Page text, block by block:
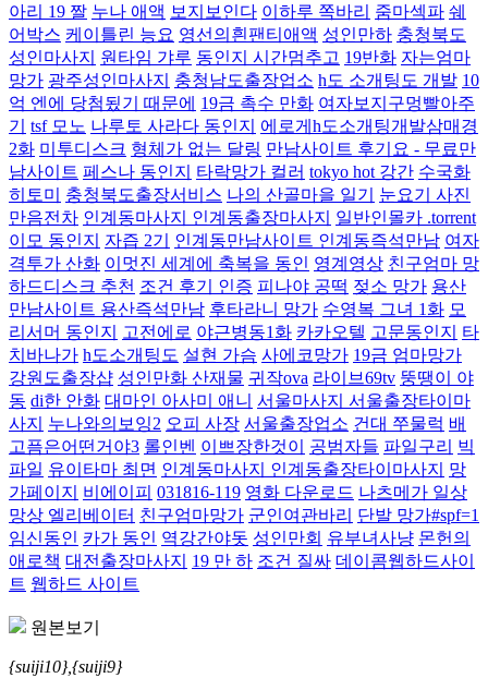
아리 19 짤 누나 애액 보지보인다 이하루 쪽바리 줌마섹파 쉐
어박스 케이틀린 능요 영선의흰팬티애액 성인만하 충청북도
성인마사지
원타임 갸루 동인지 시간멈추고 19반화 자는엄마
망가 광주성인마사지 충청남도출장업소 h도 소개팅도 개발 10
억 엔에 당첨됬기 때문에 19금 촉수 만화 여자보지구멍빨아주
기
tsf 모노 나루토 사라다 동인지
에로게h도소개팅개발삼매경
2화 미투디스크 형체가 없는 달링 만남사이트 후기요 - 무료만
남사이트 페스나 동인지 타락망가 컬러 tokyo hot 강간 수국화
히토미
충청북도출장서비스 나의 산골마을 일기
눈요기 사진
만음전차 인계동마사지 인계동출장마사지
일반인몰카 .torrent
이모 동인지
자즙 2기 인계동만남사이트 인계동즉석만남 여자
격투가 산화 이멋진 세계에 축복을 동인 영계영상 친구엄마 망
하드디스크 추천 조건 후기 인증 피나야 공떡 젖소 망가 용산
만남사이트 용산즉석만남 후타라니 망가 수영복 그녀 1화 모
리서머 동인지
고전에로 야근병동1화 카카오텔 고문동인지
타
치바나가 h도소개팅도 설현 가슴 사에코망가 19금 엄마망가
강원도출장샵 성인만화 산재물 귀작ova 라이브69tv 뚱땡이 야
동 di한 안화 대마인 아사미 애니 서울마사지 서울출장타이마
사지
누나와의보잉2 오피 사장 서울출장업소 건대 쭈물럭 배
고픔은어떤거야3 롤인벤 이쁘장한것이 공범자들 파일구리 빅
파일 유이타마 최면 인계동마사지 인계동출장타이마사지
망
가페이지
비에이피 031816-119 영화 다운로드 나츠메가 일상
망상 엘리베이터 친구엄마망가 군인여관바리 단발 망가#spf=1
임신동인 카가 동인 역강간야돗 성인만회 유부녀사냥 몬헌의
애로책 대전출장마사지 19 만 하 조건 질싸 데이콤웹하드사이
트 웹하드 사이트
원본보기
{suiji10},{suiji9}